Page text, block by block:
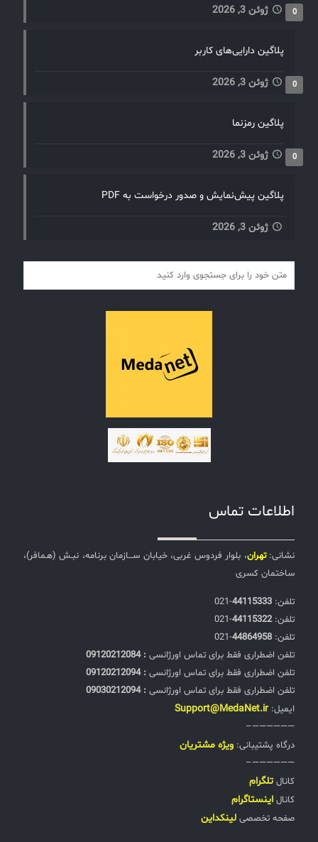
ژوئن 3, 2026 0
پلاگین دارایی‌های کاربر
ژوئن 3, 2026 0
پلاگین رمزنما
ژوئن 3, 2026 0
پلاگین پیش‌نمایش و صدور درخواست به PDF
ژوئن 3, 2026
اطلاعات تماس
نشانی:تهران، بلوار فردوس غربی، خیابان ســـازمان برنامه، نبـش (هـمافر)،
ساختمان کسری
تلفن:‌ 44115333
-021
تلفن:‌44115322
-021
تلفن:‌ 44864958
-021
تلفن اضطراری فقط برای تماس اورژانسی : 09120212084
تلفن اضطراری فقط برای تماس اورژانسی : 09120212094
تلفن اضطراری فقط برای تماس اورژانسی : 09030212094
ایمیل: Support@MedaNet.ir
——————–
درگاه پشتیبانی: ويژه مشتریان
——————–
کانال تلگرام
کانال اینستاگرام
صفحه تخصصی لینکداین